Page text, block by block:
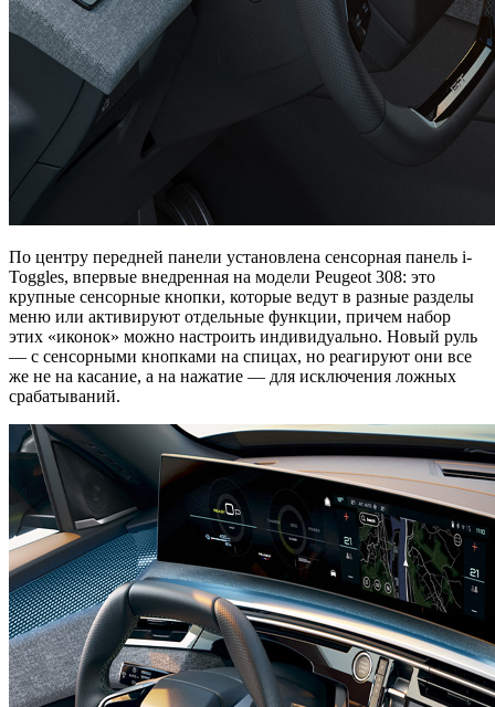
По центру передней панели установлена сенсорная панель i-
Toggles, впервые внедренная на модели Peugeot 308: это
крупные сенсорные кнопки, которые ведут в разные разделы
меню или активируют отдельные функции, причем набор
этих «иконок» можно настроить индивидуально. Новый руль
— с сенсорными кнопками на спицах, но реагируют они все
же не на касание, а на нажатие — для исключения ложных
срабатываний.